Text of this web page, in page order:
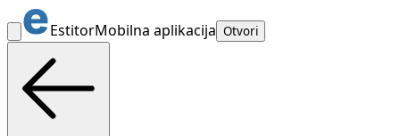
EstitorMobilna aplikacija Otvori